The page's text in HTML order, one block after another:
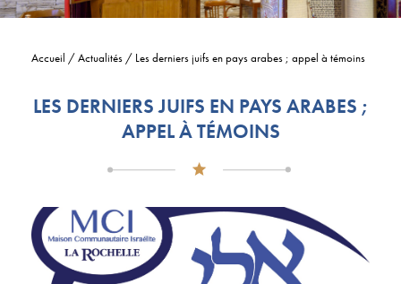
Accueil /Actualités / Les derniers juifs en pays arabes ; appel à témoins
LES DERNIERS JUIFS EN PAYS ARABES ;
APPEL À TÉMOINS